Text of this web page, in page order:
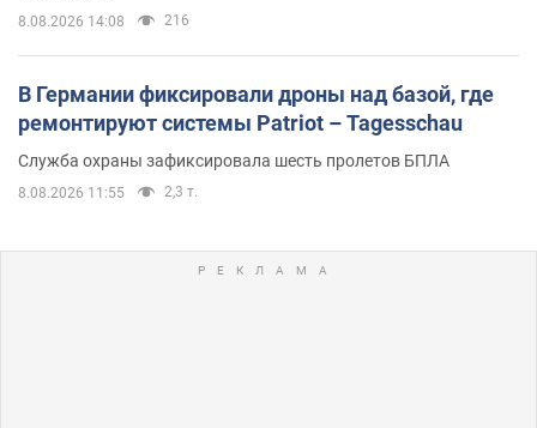
8.08.2026 14:08 216
В Германии фиксировали дроны над базой, где
ремонтируют системы Patriot – Tagesschau
Служба охраны зафиксировала шесть пролетов БПЛА
8.08.2026 11:55 2,3 т.